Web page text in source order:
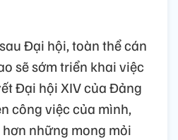
Đại hội, toàn thể cán
sẽ sớm triển khai việc
Đại hội XIV của Đảng
công việc của mình,
những mong mỏi